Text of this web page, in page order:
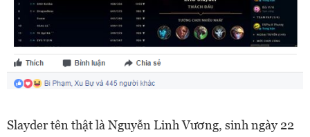
Slayder tên thật là Nguyễn Linh Vương, sinh ngày 22